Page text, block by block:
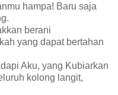
hampa! Baru saja
berani
yang dapat bertahan
Aku, yang Kubiarkan
kolong langit,